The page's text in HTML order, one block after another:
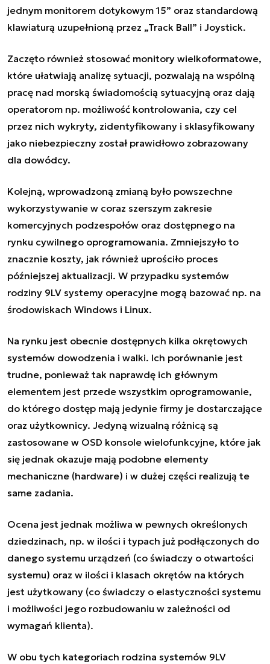
jednym monitorem dotykowym 15” oraz standardową
klawiaturą uzupełnioną przez „Track Ball” i Joystick.
Zaczęto również stosować monitory wielkoformatowe,
które ułatwiają analizę sytuacji, pozwalają na wspólną
pracę nad morską świadomością sytuacyjną oraz dają
operatorom np. możliwość kontrolowania, czy cel
przez nich wykryty, zidentyfikowany i sklasyfikowany
jako niebezpieczny został prawidłowo zobrazowany
dla dowódcy.
Kolejną, wprowadzoną zmianą było powszechne
wykorzystywanie w coraz szerszym zakresie
komercyjnych podzespołów oraz dostępnego na
rynku cywilnego oprogramowania. Zmniejszyło to
znacznie koszty, jak również uprościło proces
późniejszej aktualizacji. W przypadku systemów
rodziny 9LV systemy operacyjne mogą bazować np. na
środowiskach Windows i Linux.
Na rynku jest obecnie dostępnych kilka okrętowych
systemów dowodzenia i walki. Ich porównanie jest
trudne, ponieważ tak naprawdę ich głównym
elementem jest przede wszystkim oprogramowanie,
do którego dostęp mają jedynie firmy je dostarczające
oraz użytkownicy. Jedyną wizualną różnicą są
zastosowane w OSD konsole wielofunkcyjne, które jak
się jednak okazuje mają podobne elementy
mechaniczne (hardware) i w dużej części realizują te
same zadania.
Ocena jest jednak możliwa w pewnych określonych
dziedzinach, np. w ilości i typach już podłączonych do
danego systemu urządzeń (co świadczy o otwartości
systemu) oraz w ilości i klasach okrętów na których
jest użytkowany (co świadczy o elastyczności systemu
i możliwości jego rozbudowaniu w zależności od
wymagań klienta).
W obu tych kategoriach rodzina systemów 9LV